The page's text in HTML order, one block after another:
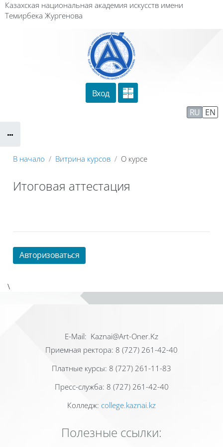
Перейти к основному содержанию
Казахская национальная академия искусств имени
Темирбека Жургенова
Вход
RU EN
В начало Витрина курсов О курсе
Итоговая аттестация
Авторизоваться
\
Е-Mail: Kaznai@Art-Oner.Kz
Приемная ректора: 8 (727) 261-42-40
Платные курсы: 8 (727) 261-11-83
Пресс-служба: 8 (727) 261-42-40
Колледж: college.kaznai.kz
Полезные ссылки: